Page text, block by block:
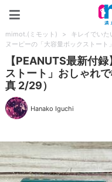
mimot.(ミモット) > キレイでいた
ヌーピーの「大容量ボックストー
【PEANUTS最新付
ストート」おしゃれ
真 2/29）
Hanako Iguchi